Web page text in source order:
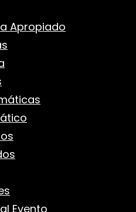
Apropiado
Evento